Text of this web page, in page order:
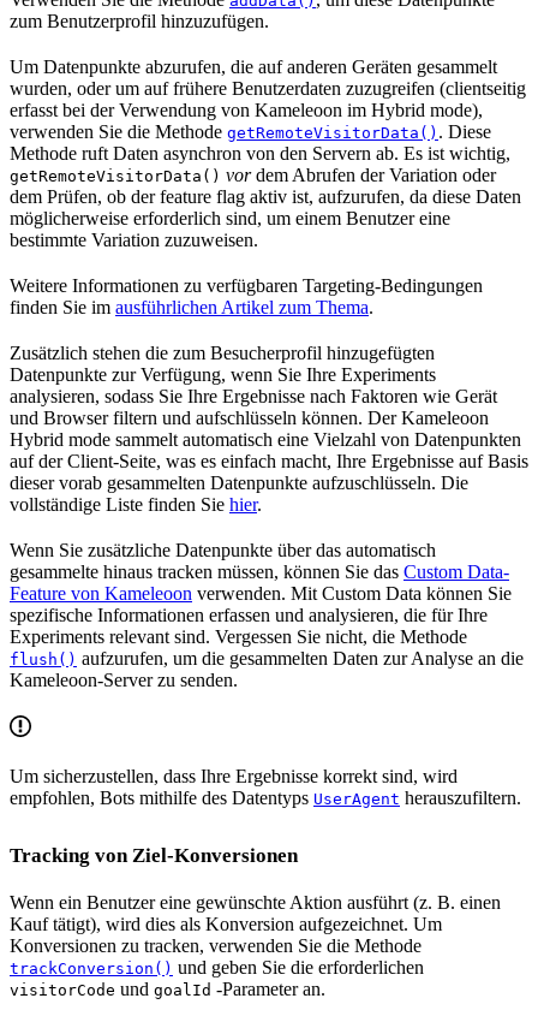
zum Benutzerprofil hinzuzufügen.
Um Datenpunkte abzurufen, die auf anderen Geräten gesammelt
wurden, oder um auf frühere Benutzerdaten zuzugreifen (clientseitig
erfasst bei der Verwendung von Kameleoon im Hybrid mode),
verwenden Sie die Methode getRemoteVisitorData() . Diese
Methode ruft Daten asynchron von den Servern ab. Es ist wichtig,
getRemoteVisitorData() vordem Abrufen der Variation oder
dem Prüfen, ob der feature flag aktiv ist, aufzurufen, da diese Daten
möglicherweise erforderlich sind, um einem Benutzer eine
bestimmte Variation zuzuweisen.
Weitere Informationen zu verfügbaren Targeting-Bedingungen
finden Sie im ausführlichen Artikel zum Thema.
Zusätzlich stehen die zum Besucherprofil hinzugefügten
Datenpunkte zur Verfügung, wenn Sie Ihre Experiments
analysieren, sodass Sie Ihre Ergebnisse nach Faktoren wie Gerät
und Browser filtern und aufschlüsseln können. Der Kameleoon
Hybrid mode sammelt automatisch eine Vielzahl von Datenpunkten
auf der Client-Seite, was es einfach macht, Ihre Ergebnisse auf Basis
dieser vorab gesammelten Datenpunkte aufzuschlüsseln. Die
vollständige Liste finden Sie hier.
Wenn Sie zusätzliche Datenpunkte über das automatisch
gesammelte hinaus tracken müssen, können Sie das Custom Data-
Feature von Kameleoon verwenden. Mit Custom Data können Sie
spezifische Informationen erfassen und analysieren, die für Ihre
Experiments relevant sind. Vergessen Sie nicht, die Methode
flush() aufzurufen, um die gesammelten Daten zur Analyse an die
Kameleoon-Server zu senden.
Um sicherzustellen, dass Ihre Ergebnisse korrekt sind, wird
empfohlen, Bots mithilfe des Datentyps UserAgent herauszufiltern.
Tracking von Ziel-Konversionen
Wenn ein Benutzer eine gewünschte Aktion ausführt (z. B. einen
Kauf tätigt), wird dies als Konversion aufgezeichnet. Um
Konversionen zu tracken, verwenden Sie die Methode
trackConversion() und geben Sie die erforderlichen
visitorCode und goalId -Parameter an.